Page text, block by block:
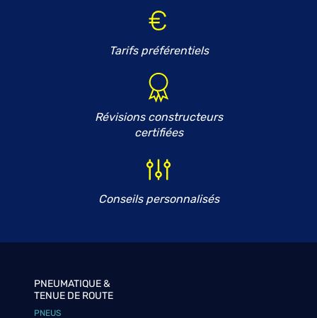
Tarifs préférentiels
Révisions constructeurs
certifiées
Conseils personnalisés
PNEUMATIQUE &
TENUE DE ROUTE
PNEUS